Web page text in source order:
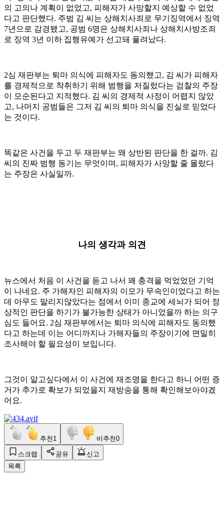
의 고의나 계획이 없었고, 피해자가 사망할지 예상할 수 없었
다고 판단했다. 주범 김 씨는 상해치사죄로 무기징역에서 징역
7년으로 감경됐고, 공범 6명은 상해치사죄나 상해치사방조죄
로 징역 3년 이하 집행유예가 선고돼 풀려났다.
2심 재판부는 퇴마 의식에 피해자도 동의했고, 김 씨가 피해자
를 경제적으로 착취하기 위해 범행을 저질렀다는 검찰의 주장
이 모순된다고 지적했다. 김 씨의 경제적 사정이 어렵지 않았
고, 나머지 공범들은 그저 김 씨의 퇴마 의식을 진실로 믿었다
는 것이다.
똑같은 사건을 두고 두 재판부는 왜 상반된 판단을 한 걸까. 김
씨의 진짜 범행 동기는 무엇이며, 피해자가 사망할 줄 몰랐다
는 주장은 사실일까.
나의 생각과 의견
뉴스에서 처음 이 사건을 듣고 나서 꽤 충격을 먹었었던 기억
이 나네요. 주 가해자인 피해자의 이모가 무속인이었다고 하는
데 아무도 말리지않았다는 점에서 이미 종교에 세뇌가 되어 정
상적인 판단을 하기가 불가능한 상태가 아니었을까 하는 의구
심도 들어요. 2심 재판부에서는 퇴마 의식에 피해자도 동의했
다고 하는데 이는 어디까지나 가해자들의 주장이기에 면밀히
조사해야 할 필요성이 보입니다.
그것이 알고싶다에서 이 사건에 재조명을 한다고 하니 어떤 증
거가 추가로 확보가 되었을지 재방송을 통해 확인해보아야겠
어요.
추천 1 비추천0
스크랩 공유
신고
목록